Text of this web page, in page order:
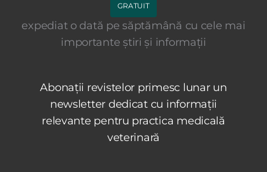
GRATUIT
expediat o dată pe săptămână cu cele mai
importante știri și informații
Abonații revistelor primesc lunar un
newsletter dedicat cu informații
relevante pentru practica medicală
veterinară